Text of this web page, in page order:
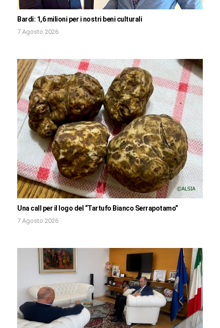
Bardi: 1,6 milioni per i nostri beni culturali
7 Agosto 2026
Una call per il logo del “Tartufo Bianco Serrapotamo”
7 Agosto 2026